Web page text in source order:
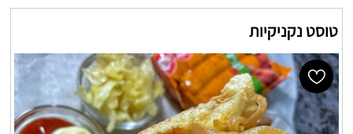
טוסט נקניקיות